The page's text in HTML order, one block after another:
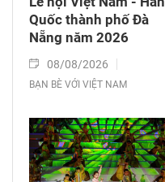
Quốc thành phố Đà
Nẵng năm 2026
08/08/2026
BẠN BÈ VỚI VIỆT NAM